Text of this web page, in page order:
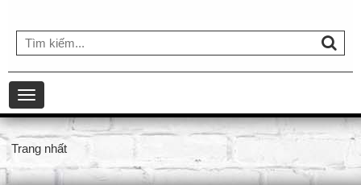
Toggle
navigation
Trang nhất